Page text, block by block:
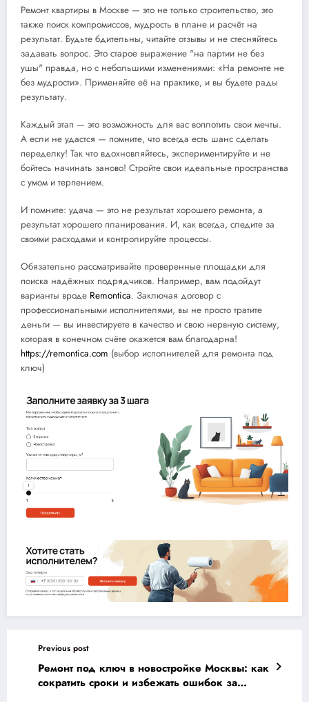
Ремонт квартиры в Москве — это не только строительство, это
также поиск компромиссов, мудрость в плане и расчёт на
результат. Будьте бдительны, читайте отзывы и не стесняйтесь
задавать вопрос. Это старое выражение "на партии не без
ушы" правда, но с небольшими изменениями: «На ремонте не
без мудрости». Применяйте её на практике, и вы будете рады
результату.
Каждый этап — это возможность для вас воплотить свои мечты.
А если не удастся — помните, что всегда есть шанс сделать
переделку! Так что вдохновляйтесь, экспериментируйте и не
бойтесь начинать заново! Стройте свои идеальные пространства
с умом и терпением.
И помните: удача — это не результат хорошего ремонта, а
результат хорошего планирования. И, как всегда, следите за
своими расходами и контролируйте процессы.
Обязательно рассматривайте проверенные площадки для
поиска надёжных подрядчиков. Например, вам подойдут
варианты вроде Remontica. Заключая договор с
профессиональными исполнителями, вы не просто тратите
деньги — вы инвестируете в качество и свою нервную систему,
которая в конечном счёте окажется вам благодарна!
https://remontica.com (выбор исполнителей для ремонта под
ключ)
Previous post
Ремонт под ключ в новостройке Москвы: как
сократить сроки и избежать ошибок за